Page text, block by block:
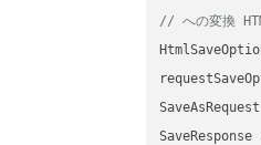
// への変換